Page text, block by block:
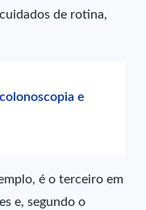
de rotina,
e
é o terceiro em
e, segundo o